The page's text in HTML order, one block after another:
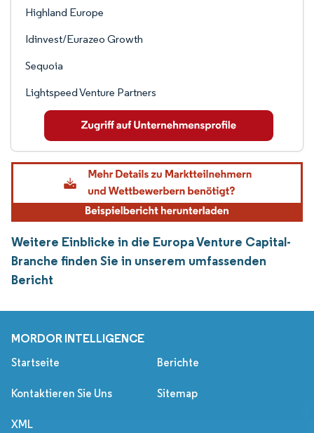
Highland Europe
Idinvest/Eurazeo Growth
Sequoia
Lightspeed Venture Partners
Weitere Einblicke in die Europa Venture Capital-
Branche finden Sie in unserem umfassenden
Bericht
MORDOR INTELLIGENCE
Startseite Berichte
Kontaktieren Sie Uns Sitemap
XML